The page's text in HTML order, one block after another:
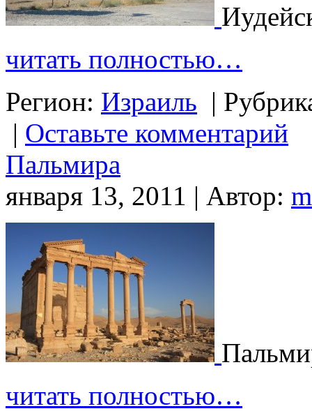
читать полностью…
Регион: Израиль |
| Оставьте комментарий
Пальмира
января 13, 2011 | Автор:
читать полностью…